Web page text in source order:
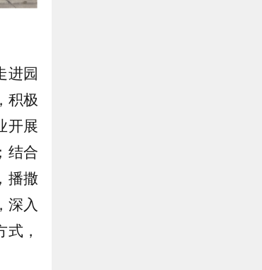
进园
积极
开展
结合
播撒
深入
，